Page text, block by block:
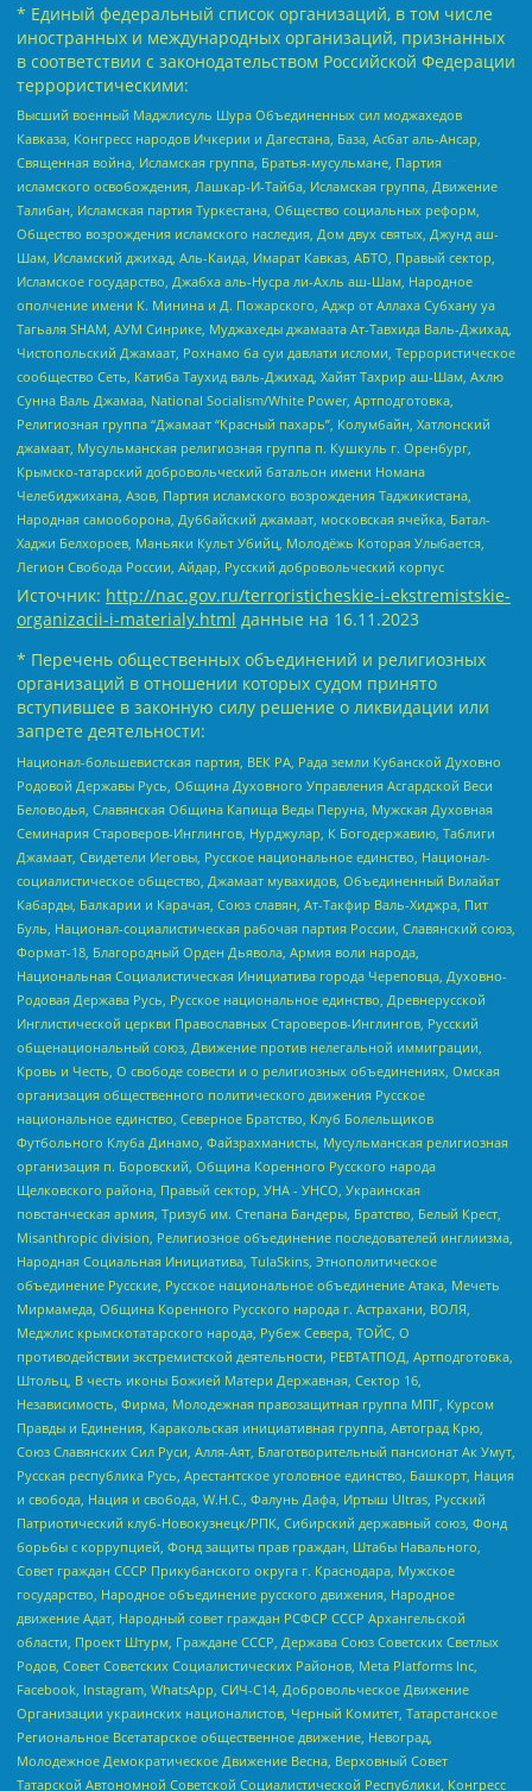
* Единый федеральный список организаций, в том числе
иностранных и международных организаций, признанных
в соответствии с законодательством Российской Федерации
террористическими:
Высший военный Маджлисуль Шура Объединенных сил моджахедов
Кавказа, Конгресс народов Ичкерии и Дагестана, База, Асбат аль-Ансар,
Священная война, Исламская группа, Братья-мусульмане, Партия
исламского освобождения, Лашкар-И-Тайба, Исламская группа, Движение
Талибан, Исламская партия Туркестана, Общество социальных реформ,
Общество возрождения исламского наследия, Дом двух святых, Джунд аш-
Шам, Исламский джихад, Аль-Каида, Имарат Кавказ, АБТО, Правый сектор,
Исламское государство, Джабха аль-Нусра ли-Ахль аш-Шам, Народное
ополчение имени К. Минина и Д. Пожарского, Аджр от Аллаха Субхану уа
Тагьаля SHAM, АУМ Синрике, Муджахеды джамаата Ат-Тавхида Валь-Джихад,
Чистопольский Джамаат, Рохнамо ба суи давлати исломи, Террористическое
сообщество Сеть, Катиба Таухид валь-Джихад, Хайят Тахрир аш-Шам, Ахлю
Сунна Валь Джамаа, National Socialism/White Power, Артподготовка,
Религиозная группа “Джамаат “Красный пахарь”, Колумбайн, Хатлонский
джамаат, Мусульманская религиозная группа п. Кушкуль г. Оренбург,
Крымско-татарский добровольческий батальон имени Номана
Челебиджихана, Азов, Партия исламского возрождения Таджикистана,
Народная самооборона, Дуббайский джамаат, московская ячейка, Батал-
Хаджи Белхороев, Маньяки Культ Убийц, Молодёжь Которая Улыбается,
Легион Свобода России, Айдар, Русский добровольческий корпус
Источник: http://nac.gov.ru/terroristicheskie-i-ekstremistskie-
organizacii-i-materialy.html данные на 16.11.2023
* Перечень общественных объединений и религиозных
организаций в отношении которых судом принято
вступившее в законную силу решение о ликвидации или
запрете деятельности:
Национал-большевистская партия, ВЕК РА, Рада земли Кубанской Духовно
Родовой Державы Русь, Община Духовного Управления Асгардской Веси
Беловодья, Славянская Община Капища Веды Перуна, Мужская Духовная
Семинария Староверов-Инглингов, Нурджулар, К Богодержавию, Таблиги
Джамаат, Свидетели Иеговы, Русское национальное единство, Национал-
социалистическое общество, Джамаат мувахидов, Объединенный Вилайат
Кабарды, Балкарии и Карачая, Союз славян, Ат-Такфир Валь-Хиджра, Пит
Буль, Национал-социалистическая рабочая партия России, Славянский союз,
Формат-18, Благородный Орден Дьявола, Армия воли народа,
Национальная Социалистическая Инициатива города Череповца, Духовно-
Родовая Держава Русь, Русское национальное единство, Древнерусской
Инглистической церкви Православных Староверов-Инглингов, Русский
общенациональный союз, Движение против нелегальной иммиграции,
Кровь и Честь, О свободе совести и о религиозных объединениях, Омская
организация общественного политического движения Русское
национальное единство, Северное Братство, Клуб Болельщиков
Футбольного Клуба Динамо, Файзрахманисты, Мусульманская религиозная
организация п. Боровский, Община Коренного Русского народа
Щелковского района, Правый сектор, УНА - УНСО, Украинская
повстанческая армия, Тризуб им. Степана Бандеры, Братство, Белый Крест,
Misanthropic division, Религиозное объединение последователей инглиизма,
Народная Социальная Инициатива, TulaSkins, Этнополитическое
объединение Русские, Русское национальное объединение Атака, Мечеть
Мирмамеда, Община Коренного Русского народа г. Астрахани, ВОЛЯ,
Меджлис крымскотатарского народа, Рубеж Севера, ТОЙС, О
противодействии экстремистской деятельности, РЕВТАТПОД, Артподготовка,
Штольц, В честь иконы Божией Матери Державная, Сектор 16,
Независимость, Фирма, Молодежная правозащитная группа МПГ, Курсом
Правды и Единения, Каракольская инициативная группа, Автоград Крю,
Союз Славянских Сил Руси, Алля-Аят, Благотворительный пансионат Ак Умут,
Русская республика Русь, Арестантское уголовное единство, Башкорт, Нация
и свобода, Нация и свобода, W.H.С., Фалунь Дафа, Иртыш Ultras, Русский
Патриотический клуб-Новокузнецк/РПК, Сибирский державный союз, Фонд
борьбы с коррупцией, Фонд защиты прав граждан, Штабы Навального,
Совет граждан СССР Прикубанского округа г. Краснодара, Мужское
государство, Народное объединение русского движения, Народное
движение Адат, Народный совет граждан РСФСР СССР Архангельской
области, Проект Штурм, Граждане СССР, Держава Союз Советских Светлых
Родов, Совет Советских Социалистических Районов, Meta Platforms Inc,
Facebook, Instagram, WhatsApp, СИЧ-С14, Добровольческое Движение
Организации украинских националистов, Черный Комитет, Татарстанское
Региональное Всетатарское общественное движение, Невоград,
Молодежное Демократическое Движение Весна, Верховный Совет
Татарской Автономной Советской Социалистической Республики, Конгресс